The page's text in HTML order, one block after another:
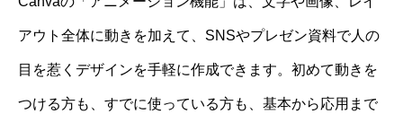
アウト全体に動きを加えて、SNSやプレゼン資料で人の
目を惹くデザインを手軽に作成できます。初めて動きを
つける方も、すでに使っている方も、基本から応用まで